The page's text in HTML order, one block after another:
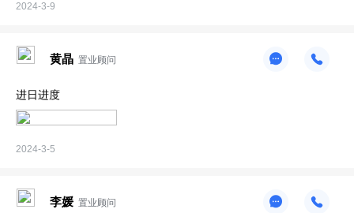
2024-3-9
黄晶 置业顾问
进日进度
2024-3-5
李媛 置业顾问